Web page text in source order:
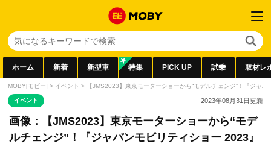
ホーム 新着 新型車 特集 PICK UP 試乗 取材レ
MOBY[モビー] > イベント > 【JMS2023】東京モーターショーから“モデルチェンジ”！『ジャ
イベント 2023年08月31日更新
画像：【JMS2023】東京モーターショーから“モデ
ルチェンジ”！『ジャパンモビリティショー 2023』